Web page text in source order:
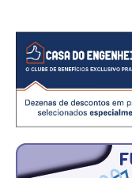
COMUNICAÇÃO
PALAVRA DO MURILO
CONTEÚDO ESPECIAL